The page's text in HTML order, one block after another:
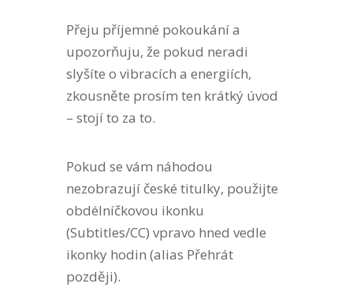
Přeju příjemné pokoukání a
upozorňuju, že pokud neradi
slyšíte o vibracích a energiích,
zkousněte prosím ten krátký úvod
– stojí to za to.
Pokud se vám náhodou
nezobrazují české titulky, použijte
obdélníčkovou ikonku
(Subtitles/CC) vpravo hned vedle
ikonky hodin (alias Přehrát
později).